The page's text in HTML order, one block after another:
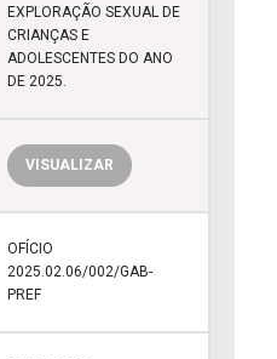
EXPLORAÇÃO SEXUAL DE
CRIANÇAS E
ADOLESCENTES DO ANO
DE 2025.
VISUALIZAR
OFÍCIO
2025.02.06/002/GAB-
PREF